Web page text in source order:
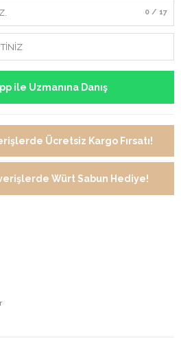
0 / 17
ile Uzmanına Danış
Ücretsiz Kargo Fırsatı!
Würt Sabun Hediye!